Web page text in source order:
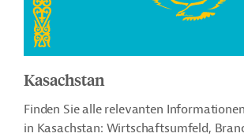
Kasachstan
Finden Sie alle relevanten
in Kasachstan: Wirtschaftsumfeld,